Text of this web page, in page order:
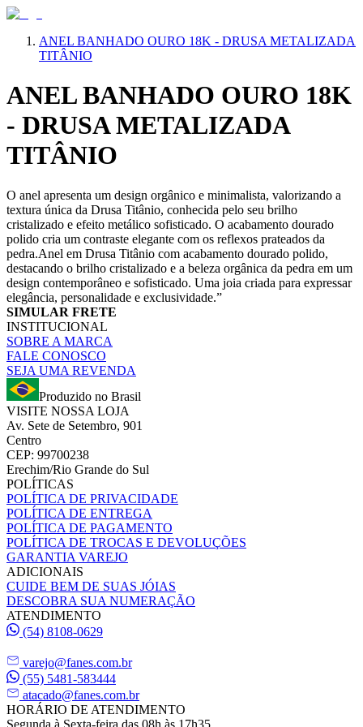
ANEL BANHADO OURO 18K - DRUSA METALIZADA
TITÂNIO
ANEL BANHADO OURO 18K
- DRUSA METALIZADA
TITÂNIO
O anel apresenta um design orgânico e minimalista, valorizando a
textura única da Drusa Titânio, conhecida pelo seu brilho
cristalizado e efeito metálico sofisticado. O acabamento dourado
polido cria um contraste elegante com os reflexos prateados da
pedra.Anel em Drusa Titânio com acabamento dourado polido,
destacando o brilho cristalizado e a beleza orgânica da pedra em um
design contemporâneo e sofisticado. Uma joia criada para expressar
elegância, personalidade e exclusividade.”
SIMULAR FRETE
INSTITUCIONAL
SOBRE A MARCA
FALE CONOSCO
SEJA UMA REVENDA
Produzido no Brasil
VISITE NOSSA LOJA
Av. Sete de Setembro, 901
Centro
CEP: 99700238
Erechim/Rio Grande do Sul
POLÍTICAS
POLÍTICA DE PRIVACIDADE
POLÍTICA DE ENTREGA
POLÍTICA DE PAGAMENTO
POLÍTICA DE TROCAS E DEVOLUÇÕES
GARANTIA VAREJO
ADICIONAIS
CUIDE BEM DE SUAS JÓIAS
DESCOBRA SUA NUMERAÇÃO
ATENDIMENTO
(54) 8108-0629
varejo@fanes.com.br
(55) 5481-583444
atacado@fanes.com.br
HORÁRIO DE ATENDIMENTO
Segunda à Sexta-feira das 08h às 17h35